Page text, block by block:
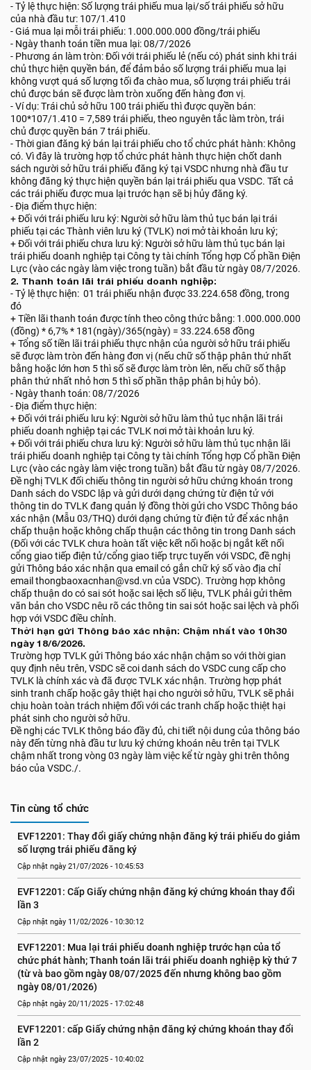
- Tỷ lệ thực hiện: Số lượng trái phiếu mua lại/số trái phiếu sở hữu
của nhà đầu tư: 107/1.410
- Giá mua lại mỗi trái phiếu: 1.000.000.000 đồng/trái phiếu
- Ngày thanh toán tiền mua lại: 08/7/2026
- Phương án làm tròn: Đối với trái phiếu lẻ (nếu có) phát sinh khi trái
chủ thực hiện quyền bán, để đảm bảo số lượng trái phiếu mua lại
không vượt quá số lượng tối đa chào mua, số lượng trái phiếu trái
chủ được bán sẽ được làm tròn xuống đến hàng đơn vị.
- Ví dụ: Trái chủ sở hữu 100 trái phiếu thì được quyền bán:
100*107/1.410 = 7,589 trái phiếu, theo nguyên tắc làm tròn, trái
chủ được quyền bán 7 trái phiếu.
- Thời gian đăng ký bán lại trái phiếu cho tổ chức phát hành: Không
có. Vì đây là trường hợp tổ chức phát hành thực hiện chốt danh
sách người sở hữu trái phiếu đăng ký tại VSDC nhưng nhà đầu tư
không đăng ký thực hiện quyền bán lại trái phiếu qua VSDC. Tất cả
các trái phiếu được mua lại trước hạn sẽ bị hủy đăng ký.
- Địa điểm thực hiện:
+ Đối với trái phiếu lưu ký: Người sở hữu làm thủ tục bán lại trái
phiếu tại các Thành viên lưu ký (TVLK) nơi mở tài khoản lưu ký;
+ Đối với trái phiếu chưa lưu ký: Người sở hữu làm thủ tục bán lại
trái phiếu doanh nghiệp tại Công ty tài chính Tổng hợp Cổ phần Điện
Lực (vào các ngày làm việc trong tuần) bắt đầu từ ngày 08/7/2026.
2. Thanh toán lãi trái phiếu doanh nghiệp:
- Tỷ lệ thực hiện: 01 trái phiếu nhận được 33.224.658 đồng, trong
đó
+ Tiền lãi thanh toán được tính theo công thức bằng: 1.000.000.000
(đồng) * 6,7% * 181(ngày)/365(ngày) = 33.224.658 đồng
+ Tổng số tiền lãi trái phiếu thực nhận của người sở hữu trái phiếu
sẽ được làm tròn đến hàng đơn vị (nếu chữ số thập phân thứ nhất
bằng hoặc lớn hơn 5 thì số sẽ được làm tròn lên, nếu chữ số thập
phân thứ nhất nhỏ hơn 5 thì số phần thập phân bị hủy bỏ).
- Ngày thanh toán: 08/7/2026
- Địa điểm thực hiện:
+ Đối với trái phiếu lưu ký: Người sở hữu làm thủ tục nhận lãi trái
phiếu doanh nghiệp tại các TVLK nơi mở tài khoản lưu ký.
+ Đối với trái phiếu chưa lưu ký: Người sở hữu làm thủ tục nhận lãi
trái phiếu doanh nghiệp tại Công ty tài chính Tổng hợp Cổ phần Điện
Lực (vào các ngày làm việc trong tuần) bắt đầu từ ngày 08/7/2026.
Đề nghị TVLK đối chiếu thông tin người sở hữu chứng khoán trong
Danh sách do VSDC lập và gửi dưới dạng chứng từ điện tử với
thông tin do TVLK đang quản lý đồng thời gửi cho VSDC Thông báo
xác nhận (Mẫu 03/THQ) dưới dạng chứng từ điện tử để xác nhận
chấp thuận hoặc không chấp thuận các thông tin trong Danh sách
(Đối với các TVLK chưa hoàn tất việc kết nối hoặc bị ngắt kết nối
cổng giao tiếp điện tử/cổng giao tiếp trực tuyến với VSDC, đề nghị
gửi Thông báo xác nhận qua email có gắn chữ ký số vào địa chỉ
email thongbaoxacnhan@vsd.vn của VSDC). Trường hợp không
chấp thuận do có sai sót hoặc sai lệch số liệu, TVLK phải gửi thêm
văn bản cho VSDC nêu rõ các thông tin sai sót hoặc sai lệch và phối
hợp với VSDC điều chỉnh.
Thời hạn gửi Thông báo xác nhận: Chậm nhất vào 10h30
ngày 18/6/2026.
Trường hợp TVLK gửi Thông báo xác nhận chậm so với thời gian
quy định nêu trên, VSDC sẽ coi danh sách do VSDC cung cấp cho
TVLK là chính xác và đã được TVLK xác nhận. Trường hợp phát
sinh tranh chấp hoặc gây thiệt hại cho người sở hữu, TVLK sẽ phải
chịu hoàn toàn trách nhiệm đối với các tranh chấp hoặc thiệt hại
phát sinh cho người sở hữu.
Đề nghị các TVLK thông báo đầy đủ, chi tiết nội dung của thông báo
này đến từng nhà đầu tư lưu ký chứng khoán nêu trên tại TVLK
chậm nhất trong vòng 03 ngày làm việc kể từ ngày ghi trên thông
báo của VSDC./.
Tin cùng tổ chức
EVF12201: Thay đổi giấy chứng nhận đăng ký trái phiếu do giảm
số lượng trái phiếu đăng ký
Cập nhật ngày 21/07/2026 - 10:45:53
EVF12201: Cấp Giấy chứng nhận đăng ký chứng khoán thay đổi
lần 3
Cập nhật ngày 11/02/2026 - 10:30:12
EVF12201: Mua lại trái phiếu doanh nghiệp trước hạn của tổ
chức phát hành; Thanh toán lãi trái phiếu doanh nghiệp kỳ thứ 7
(từ và bao gồm ngày 08/07/2025 đến nhưng không bao gồm
ngày 08/01/2026)
Cập nhật ngày 20/11/2025 - 17:02:48
EVF12201: cấp Giấy chứng nhận đăng ký chứng khoán thay đổi
lần 2
Cập nhật ngày 23/07/2025 - 10:40:02